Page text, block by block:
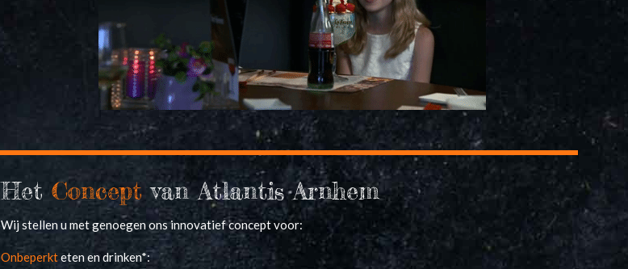
HetConcept van Atlantis Arnhem
Wij stellen u met genoegen ons innovatief concept voor:
Onbeperkteten en drinken*: